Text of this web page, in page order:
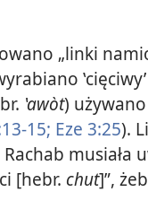
„linki
ʽawòt)
15; Eze 3:25).
Rachab musiała
[hebr. chut]”,